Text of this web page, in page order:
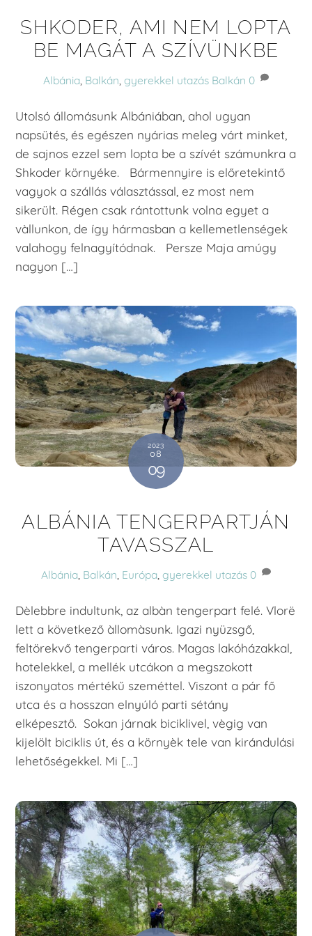
SHKODER, AMI NEM LOPTA
BE MAGÁT A SZÍVÜNKBE
Albánia, Balkán gyerekkel utazás Balkán 0
Utolsó állomásunk Albániában, ahol ugyan
napsütés, és egészen nyárias meleg várt minket,
de sajnos ezzel sem lopta be a szívét számunkra a
Shkoder környéke. Bármennyire is előretekintő
vagyok a szállás választással, ez most nem
sikerült. Régen csak rántottunk volna egyet a
vàllunkon, de így hármasban a kellemetlenségek
valahogy felnagyítódnak. Persze Maja amúgy
nagyon […]
2023
08
09
ALBÁNIA TENGERPARTJÁN
TAVASSZAL
Albánia Balkán Európa gyerekkel utazás 0
Dèlebbre indultunk, az albàn tengerpart felé. Vlorë
lett a következő àllomàsunk. Igazi nyüzsgő,
feltörekvő tengerparti város. Magas lakóházakkal,
hotelekkel, a mellék utcákon a megszokott
iszonyatos mértékű szeméttel. Viszont a pár fő
utca és a hosszan elnyúló parti sétány
elképesztő. Sokan járnak biciklivel, vègig van
kijelölt biciklis út, és a környèk tele van kirándulási
lehetőségekkel. Mi […]